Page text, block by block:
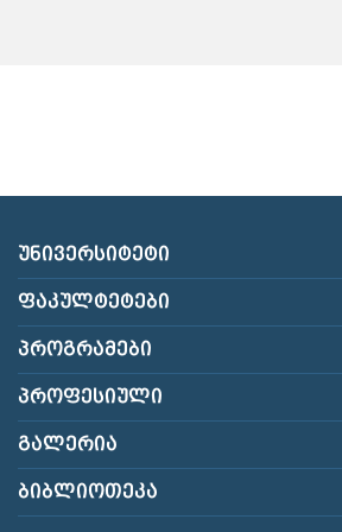
ᲣᲜᲘᲕᲔᲠᲡᲘᲢᲔᲢᲘ
ᲤᲐᲙᲣᲚᲢᲔᲢᲔᲑᲘ
ᲞᲠᲝᲒᲠᲐᲛᲔᲑᲘ
ᲞᲠᲝᲤᲔᲡᲘᲣᲚᲘ
ᲒᲐᲚᲔᲠᲘᲐ
ᲑᲘᲑᲚᲘᲝᲗᲔᲙᲐ